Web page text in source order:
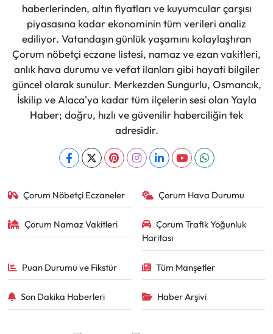
haberlerinden, altın fiyatları ve kuyumcular çarşısı
piyasasına kadar ekonominin tüm verileri analiz
ediliyor. Vatandaşın günlük yaşamını kolaylaştıran
Çorum nöbetçi eczane listesi, namaz ve ezan vakitleri,
anlık hava durumu ve vefat ilanları gibi hayati bilgiler
güncel olarak sunulur. Merkezden Sungurlu, Osmancık,
İskilip ve Alaca'ya kadar tüm ilçelerin sesi olan Yayla
Haber; doğru, hızlı ve güvenilir haberciliğin tek
adresidir.
Çorum Nöbetçi Eczaneler Çorum Hava Durumu
Çorum Namaz Vakitleri
Çorum Trafik Yoğunluk
Haritası
Puan Durumu ve Fikstür Tüm Manşetler
Son Dakika Haberleri Haber Arşivi